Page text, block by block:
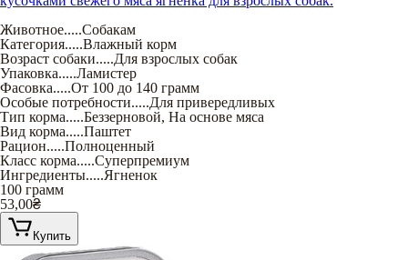
Животное.....Собакам
Категория.....Влажный корм
Возраст собаки.....Для взрослых собак
Упаковка.....Ламистер
Фасовка.....От 100 до 140 грамм
Особые потребности.....Для привередливых
Тип корма.....Беззерновой, На основе мяса
Вид корма.....Паштет
Рацион.....Полноценный
Класс корма.....Суперпремиум
Ингредиенты.....Ягненок
100 грамм
53,00₴
Купить